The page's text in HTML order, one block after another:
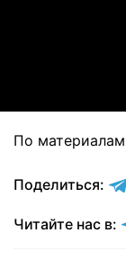
По материалам
Поделиться:
Читайте нас в: